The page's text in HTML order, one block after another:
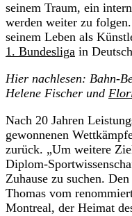
seinem Traum, ein
werden weiter zu
seinem Leben als
1. Bundesliga in
Hier nachlesen: Bahn-
Helene Fischer und
Nach 20 Jahren
gewonnenen
zurück. „Um weitere
Diplom-
Zuhause zu suchen.
Thomas vom
Montreal, der Heimat